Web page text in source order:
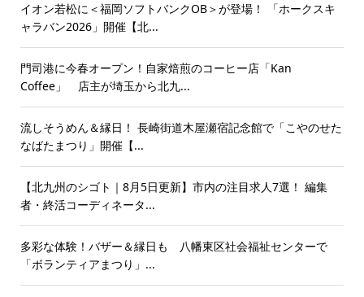
イオン若松に＜福岡ソフトバンクOB＞が登場！ 「ホークスキ
ャラバン2026」開催【北...
門司港に今春オープン！自家焙煎のコーヒー店「Kan
Coffee」 店主が埼玉から北九...
流しそうめん＆縁日！ 長崎街道木屋瀬宿記念館で「こやのせた
なばたまつり」開催【...
【北九州のシゴト｜8月5日更新】市内の注目求人7選！ 編集
者・終活コーディネータ...
多彩な体験！バザー＆縁日も 八幡東区社会福祉センターで
「ボランティアまつり」...